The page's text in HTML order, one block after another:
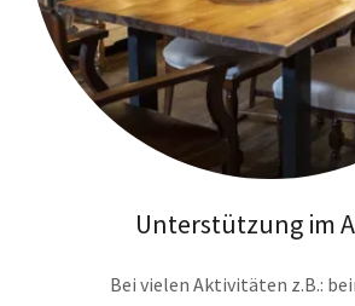
Unterstützung im
Bei vielen Aktivitäten z.B.: